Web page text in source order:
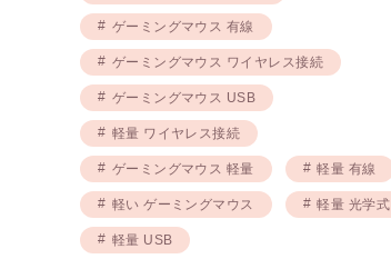
ゲーミングマウス 有線
ゲーミングマウス ワイヤレス接続
ゲーミングマウス USB
軽量 ワイヤレス接続
ゲーミングマウス 軽量 軽量 有線
軽い ゲーミングマウス 軽量 光学式
軽量 USB